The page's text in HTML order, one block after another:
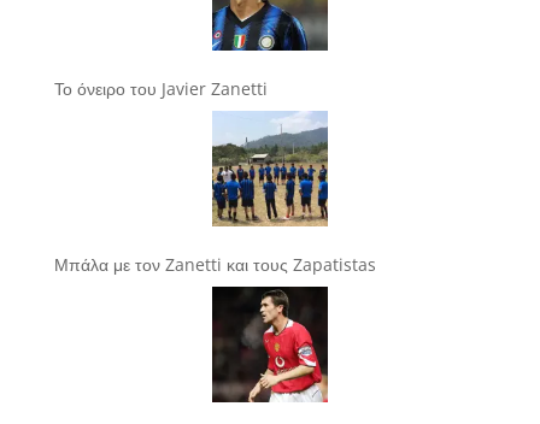
Το όνειρο του Javier Zanetti
Μπάλα με τον Zanetti και τους Zapatistas